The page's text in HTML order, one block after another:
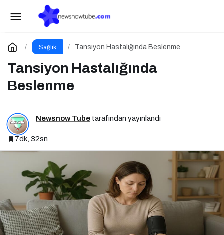
Sağlık Tansiyon Hastalığında Beslenme
Tansiyon Hastalığında
Beslenme
Newsnow Tube tarafından yayınlandı
7dk, 32sn
Diyabette Beslenme